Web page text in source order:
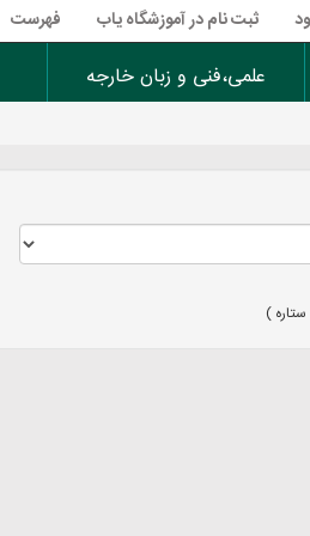
ثبت نام در آموزشگاه یاب فهرست
علمی،فنی و زبان خارجه
)